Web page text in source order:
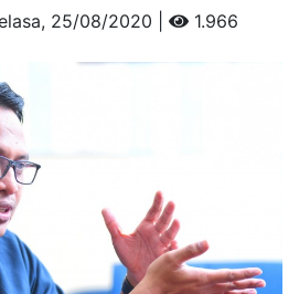
25/08/2020 | 1.966